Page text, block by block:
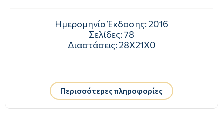
Ημερομηνία Έκδοσης: 2016
Σελίδες: 78
Διαστάσεις: 28Χ21Χ0
Περισσότερες πληροφορίες